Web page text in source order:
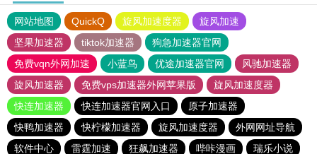
网站地图 QuickQ 旋风加速度器
旋风加速
坚果加速器
tiktok加速器
狗急加速器官网
免费vqn外网加速
小蓝鸟 优途加速器官网
风驰加速器
旋风加速器
免费vps加速器外网苹果版
旋风加速度器
快连加速器
快连加速器官网入口
原子加速器
快鸭加速器
快柠檬加速器 旋风加速度器
外网网址导航
软件中心
雷霆加速 狂飙加速器 哔咔漫画 瑞乐小说